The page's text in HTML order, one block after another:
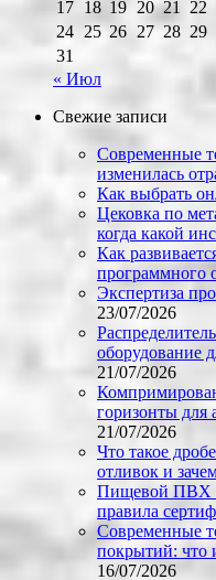
17 18 19 20 21 22
24 25 26 27 28 29
31
« Июл
Свежие записи
Современные
изменилась
Как выбрать
Цековка по
когда какой
Как
программного
Экспертиза
23/07/2026
оборудование
21/07/2026
горизонты для
21/07/2026
Что такое
отливок и
Пищевой ПВХ
правила
Современные
покрытий: что
16/07/2026